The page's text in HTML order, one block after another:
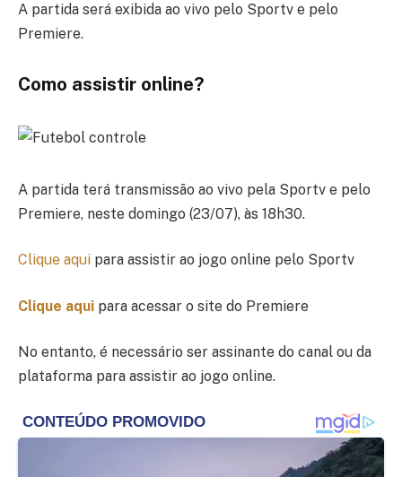
A partida será exibida ao vivo pelo Sportv e pelo
Premiere.
Como assistir online?
A partida terá transmissão ao vivo pela Sportv e pelo
Premiere, neste domingo (23/07), às 18h30.
Clique aqui para assistir ao jogo online pelo Sportv
Clique aqui para acessar o site do Premiere
No entanto, é necessário ser assinante do canal ou da
plataforma para assistir ao jogo online.